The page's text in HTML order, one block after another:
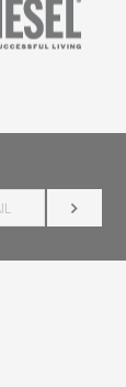
HYR